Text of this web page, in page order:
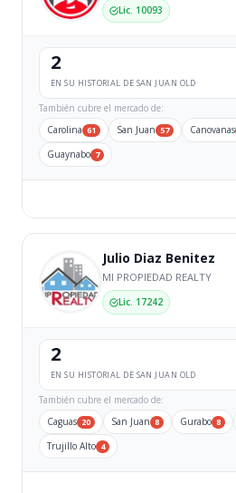
Lic. 10093
2
EN SU HISTORIAL DE SAN JUAN OLD
También cubre el mercado de:
Carolina 61 San Juan 57 Canovanas
Guaynabo 7
Julio Diaz Benitez
MI PROPIEDAD REALTY
Lic. 17242
2
EN SU HISTORIAL DE SAN JUAN OLD
También cubre el mercado de:
Caguas 20 San Juan 8 Gurabo 8
Trujillo Alto 4